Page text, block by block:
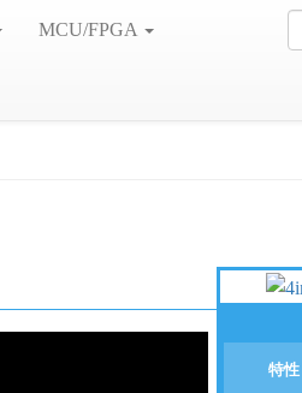
MCU/FPGA
特性